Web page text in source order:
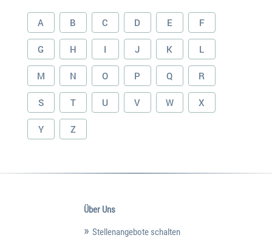
A B C D E F
G H I J K L
M N O P Q R
S T U V W X
Y Z
Über Uns
Stellenangebote schalten